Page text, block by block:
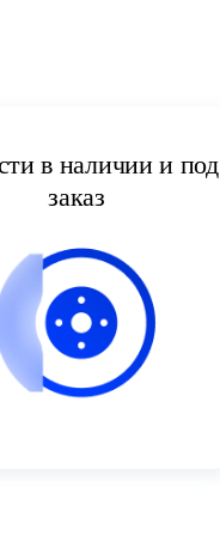
в наличии и под
заказ